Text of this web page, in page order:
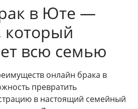
в Юте —
который
всю семью
онлайн брака в
превратить
в настоящий семейный